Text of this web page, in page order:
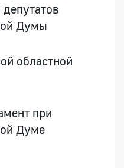
Думы
областной
при
Думе